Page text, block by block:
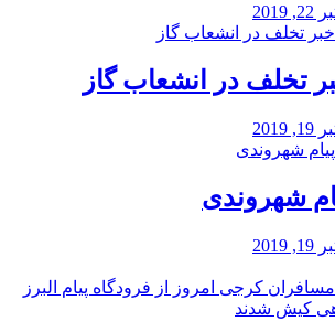
2019
تخلف در انشعاب گاز
2019
شهروندی
2019